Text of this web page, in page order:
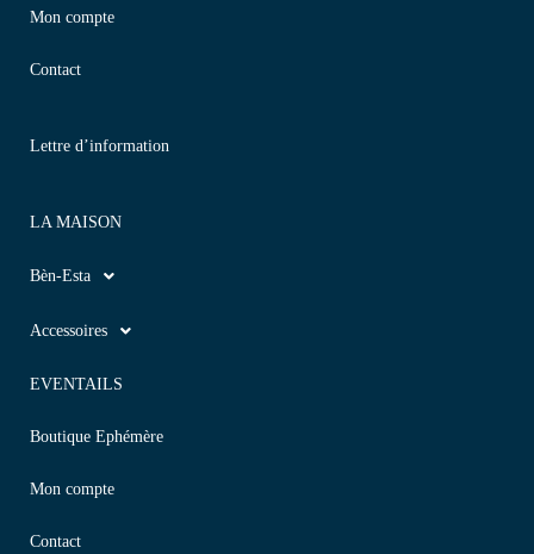
Mon compte
Contact
Lettre d’information
LA MAISON
Bèn-Esta
Accessoires
EVENTAILS
Boutique Ephémère
Mon compte
Contact